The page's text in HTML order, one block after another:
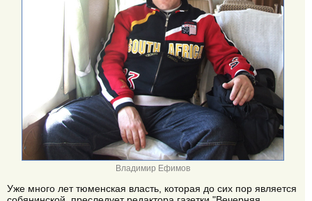
Владимир Ефимов
Уже много лет тюменская власть, которая до сих пор является